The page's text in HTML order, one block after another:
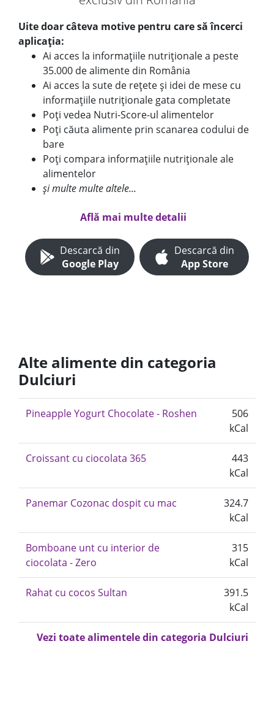
Uite doar câteva motive pentru care să încerci
aplicația:
Ai acces la informațiile nutriționale a peste
35.000 de alimente din România
Ai acces la sute de rețete și idei de mese cu
informațiile nutriționale gata completate
Poți vedea Nutri-Score-ul alimentelor
Poți căuta alimente prin scanarea codului de
bare
Poți compara informațiile nutriționale ale
alimentelor
și multe multe altele...
Află mai multe detalii
Descarcă din
Google Play
Descarcă din
App Store
Alte alimente din categoria
Dulciuri
Pineapple Yogurt Chocolate - Roshen
506
kCal
Croissant cu ciocolata 365
443
kCal
Panemar Cozonac dospit cu mac
324.7
kCal
Bomboane unt cu interior de
ciocolata - Zero
315
kCal
Rahat cu cocos Sultan
391.5
kCal
Vezi toate alimentele din categoria Dulciuri